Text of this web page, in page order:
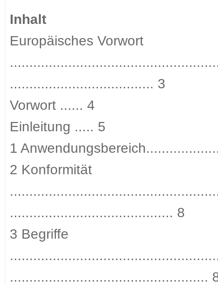
Inhalt
Europäisches Vorwort
..................................... 3
Vorwort ...... 4
Einleitung ..... 5
1
2 Konformität
.......................................... 8
3 Begriffe
...................................................